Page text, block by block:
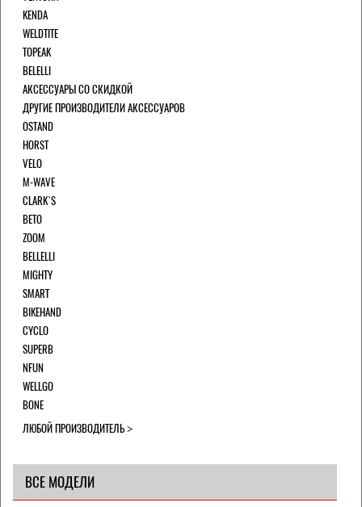
KENDA
WELDTITE
TOPEAK
BELELLI
АКСЕССУАРЫ СО СКИДКОЙ
ДРУГИЕ ПРОИЗВОДИТЕЛИ АКСЕССУАРОВ
OSTAND
HORST
VELO
M-WAVE
CLARK`S
BETO
ZOOM
BELLELLI
MIGHTY
SMART
BIKEHAND
CYCLO
SUPERB
NFUN
WELLGO
BONE
ЛЮБОЙ ПРОИЗВОДИТЕЛЬ
ВСЕ МОДЕЛИ